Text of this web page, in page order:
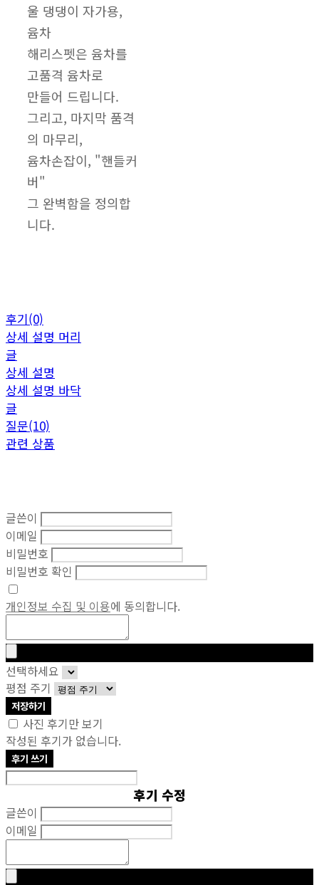
울 댕댕이 자가용,
윰차
해리스펫은 윰차를
고품격 윰차로
만들어 드립니다.
그리고, 마지막 품격
의 마무리,
윰차손잡이, "핸들커
버"
그 완벽함을 정의합
니다.
후기(0)
상세 설명 머리
글
상세 설명
상세 설명 바닥
글
질문(10)
관련 상품
글쓴이
이메일
비밀번호
비밀번호 확인
개인정보 수집 및 이용에 동의합니다.
선택하세요
평점 주기
저장하기
사진 후기만 보기
작성된 후기가 없습니다.
후기 쓰기
후기 수정
글쓴이
이메일